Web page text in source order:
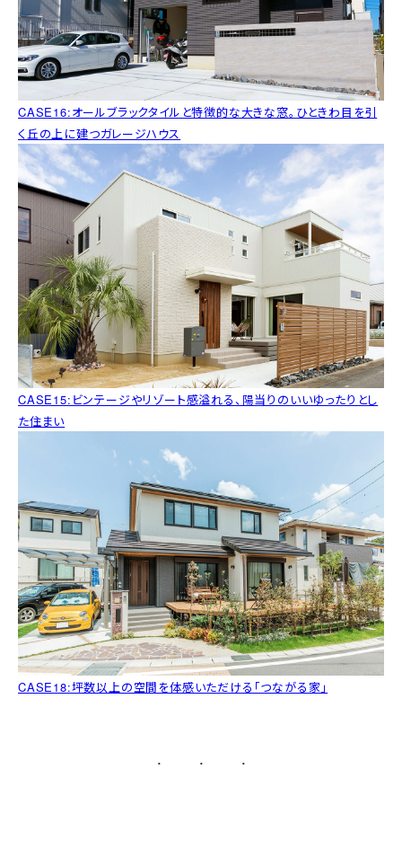
CASE16:オールブラックタイルと特徴的な大きな窓。ひときわ目を引
く丘の上に建つガレージハウス
CASE15:ビンテージやリゾート感溢れる、陽当りのいいゆったりとし
た住まい
CASE18:坪数以上の空間を体感いただける「つながる家」